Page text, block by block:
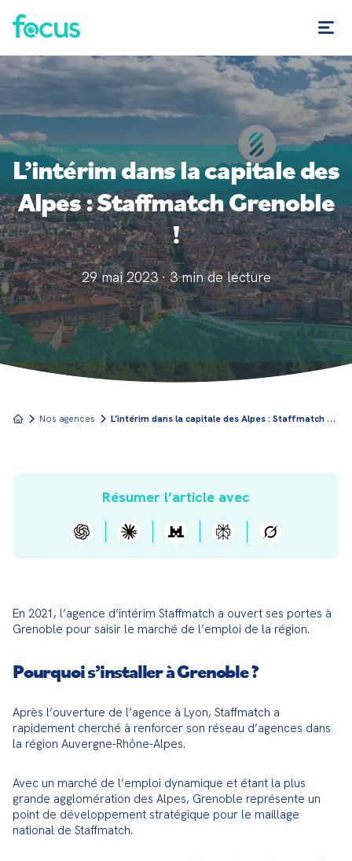
L’intérim dans la capitale des
Alpes : Staffmatch Grenoble
!
29 mai 2023 · 3 min de lecture
Nos agences L
’intérim dans la capitale des Alpes : Staffmatch Grenoble !
Résumer l’article avec
En 2021, l’agence d’intérim Staffmatch a ouvert ses portes à
Grenoble pour saisir le marché de l’emploi de la région.
Pourquoi s’installer à Grenoble ?
Après l’ouverture de l’agence à Lyon, Staffmatch a
rapidement cherché à renforcer son réseau d’agences dans
la région Auvergne-Rhône-Alpes.
Avec un marché de l’emploi dynamique et étant la plus
grande agglomération des Alpes, Grenoble représente un
point de développement stratégique pour le maillage
national de Staffmatch.